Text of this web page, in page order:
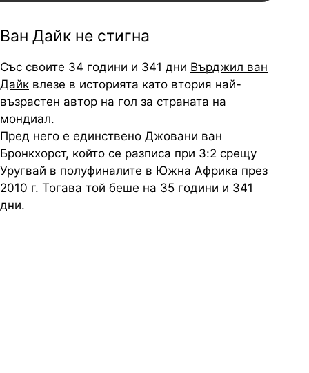
Ван Дайк не стигна
Със своите 34 години и 341 дни Върджил ван
Дайк влезе в историята като втория най-
възрастен автор на гол за страната на
мондиал.
Пред него е единствено Джовани ван
Бронкхорст, който се разписа при 3:2 срещу
Уругвай в полуфиналите в Южна Африка през
2010 г. Тогава той беше на 35 години и 341
дни.